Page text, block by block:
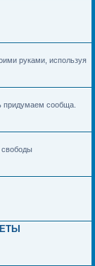
руками, используя
придумаем сообща.
свободы